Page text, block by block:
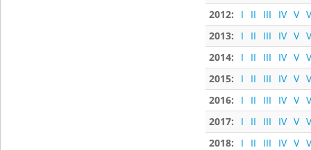
2012:
I II III IV V
2013:
I II III IV V
2014:
I II III IV V
2015:
I II III IV V
2016:
I II III IV V
2017:
I II III IV V
2018:
I II III IV V